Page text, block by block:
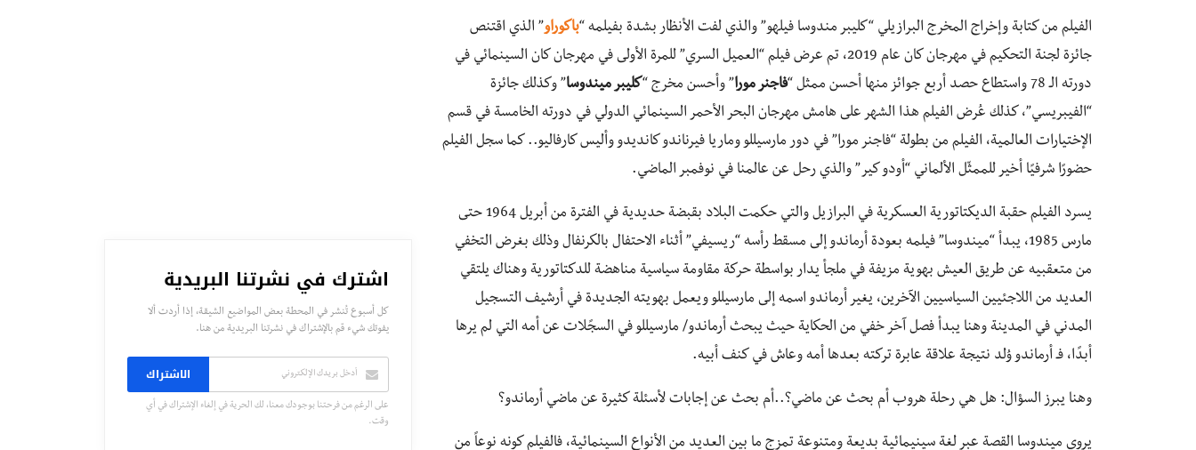
الفيلم من كتابة وإخراج المخرج البرازيلي “كليبر مندوسا فيلهو” والذي لفت الأنظار بشدة بفيلمه “باكوراو” الذي اقتنص
جائزة لجنة التحكيم في مهرجان كان عام 2019، تم عرض فيلم “العميل السري” للمرة الأولى في مهرجان كان السينمائي في
دورته الـ 78 واستطاع حصد أربع جوائز منها أحسن ممثل “
فاجنر مورا” وأحسن مخرج “كليبر ميندوسا” وكذلك جائزة
“الفيبريسي”، كذلك عُرض الفيلم هذا الشهر على هامش مهرجان البحر الأحمر السينمائي الدولي في دورته الخامسة في قسم
الإختيارات العالمية، الفيلم من بطولة “فاجنر مورا” في دور مارسيللو وماريا فيرناندو كانديدو وأليس كارفاليو.. كما سجل الفيلم
حضورًا شرفيًا أخير للممثّل الألماني “أودو كير” والذي رحل عن عالمنا في نوفمبر الماضي.
يسرد الفيلم حقبة الديكتاتورية العسكرية في البرازيل والتي حكمت البلاد بقبضة حديدية في الفترة من أبريل 1964 حتى
مارس 1985، يبدأ “ميندوسا” فيلمه بعودة أرماندو إلى مسقط رأسه “ريسيفي” أثناء الاحتفال بالكرنفال وذلك بغرض التخفي
من متعقبيه عن طريق العيش بهوية مزيفة في ملجأ يدار بواسطة حركة مقاومة سياسية مناهضة للدكتاتورية وهناك يلتقي
العديد من اللاجئيين السياسيين الآخرين، يغير أرماندو اسمه إلى مارسيللو ويعمل بهويته الجديدة في أرشيف التسجيل
المدني في المدينة وهنا يبدأ فصل آخر خفي من الحكاية حيث يبحث أرماندو/ مارسيللو في السجًلات عن أمه التي لم يرها
أبدًا، فـ أرماندو وُلد نتيجة علاقة عابرة تركته بعدها أمه وعاش في كنف أبيه.
وهنا يبرز السؤال: هل هي رحلة هروب أم بحث عن ماضي؟..أم بحث عن إجابات لأسئلة كثيرة عن ماضي أرماندو؟
يروي ميندوسا القصة عبر لغة سينيمائية بديعة ومتنوعة تمزج ما بين العديد من الأنواع السينمائية، فالفيلم كونه نوعاً من
اشترك في نشرتنا البريدية
كل أسبوع تُنشر في المحطة بعض المواضيع الشيقة، إذا أردت ألا
يفوتك شيء قم بالإشتراك في نشرتنا البريدية من هنا.
الاشتراك
على الرغم من فرحتنا بوجودك معنا، لك الحرية في إلغاء الإشتراك في أي
وقت.